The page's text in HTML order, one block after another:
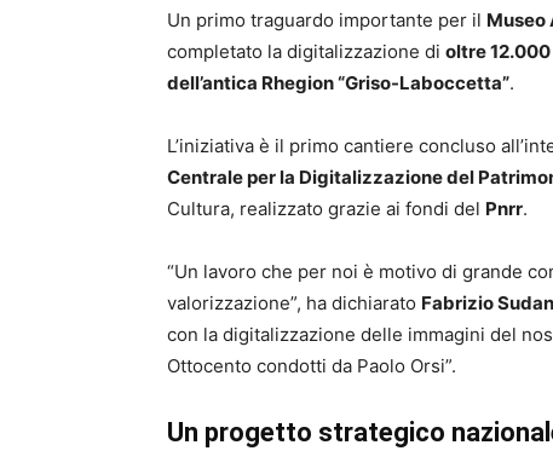
Un primo traguardo importante per il Museo
completato la digitalizzazione di oltre
dell’antica Rhegion “Griso-Laboccetta”.
L’iniziativa è il primo cantiere concluso
Centrale per la Digitalizzazione del
Cultura, realizzato grazie ai fondi del Pnrr.
“Un lavoro che per noi è motivo di grande
valorizzazione”, ha dichiarato Fabrizio
con la digitalizzazione delle immagini del
Ottocento condotti da Paolo Orsi”.
Un progetto strategico